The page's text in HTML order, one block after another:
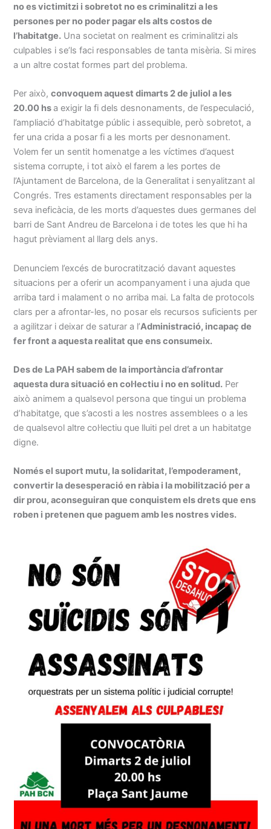
no es victimitzi i sobretot no es criminalitzi a les
persones per no poder pagar els alts costos de
l’habitatge. Una societat on realment es criminalitzi als
culpables i se’ls faci responsables de tanta misèria. Si mires
a un altre costat formes part del problema.
Per això,convoquem aquest dimarts 2 de juliol a les
20.00 hsa exigir la fi dels desnonaments, de l’especulació,
l’ampliació d’habitatge públic i assequible, però sobretot, a
fer una crida a posar fi a les morts per desnonament.
Volem fer un sentit homenatge a les víctimes d’aquest
sistema corrupte, i tot això el farem a les portes de
l’Ajuntament de Barcelona, de la Generalitat i senyalitzant al
Congrés. Tres estaments directament responsables per la
seva ineficàcia, de les morts d’aquestes dues germanes del
barri de Sant Andreu de Barcelona i de totes les que hi ha
hagut prèviament al llarg dels anys.
Denunciem l’excés de burocratització davant aquestes
situacions per a oferir un acompanyament i una ajuda que
arriba tard i malament o no arriba mai. La falta de protocols
clars per a afrontar-les, no posar els recursos suficients per
a agilitzar i deixar de saturar a l’Administració, incapaç de
fer front a aquesta realitat que ens consumeix.
Des de La PAH sabem de la importància d’afrontar
aquesta dura situació en col·lectiu i no en solitud. Per
això animem a qualsevol persona que tingui un problema
d’habitatge, que s’acosti a les nostres assemblees o a les
de qualsevol altre col·lectiu que lluiti pel dret a un habitatge
digne.
Només el suport mutu, la solidaritat, l’empoderament,
convertir la desesperació en ràbia i la mobilització per a
dir prou, aconseguiran que conquistem els drets que ens
roben i pretenen que paguem amb les nostres vides.